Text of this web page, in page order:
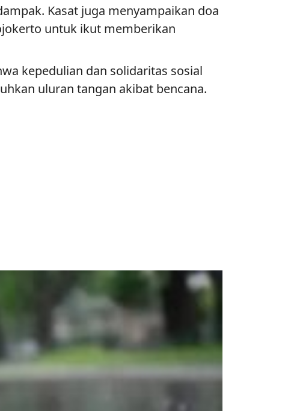
Kasat juga menyampaikan doa
untuk ikut memberikan
kepedulian dan solidaritas sosial
uluran tangan akibat bencana.